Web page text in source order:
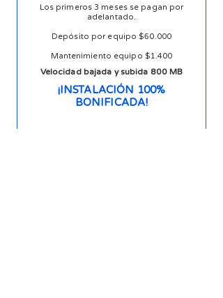
¡INSTALACIÓN 100%
BONIFICADA!
Velocidad bajada y subida 800 MB
Los primeros 3 meses se pagan por
adelantado.
Depósito por equipo $60.000
Mantenimiento equipo $1.400